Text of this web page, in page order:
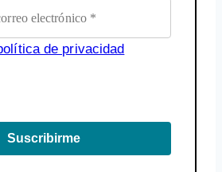
de privacidad
Suscribirme